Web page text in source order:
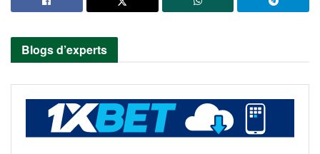
Blogs d’experts